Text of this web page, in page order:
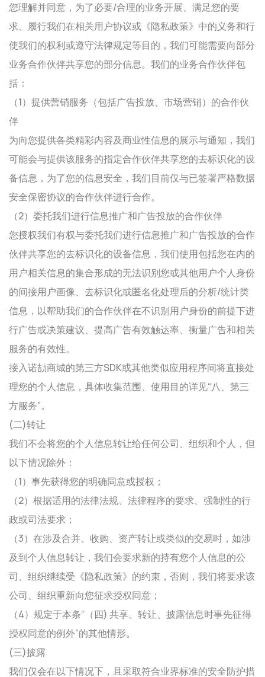
您理解并同意，为了必要/合理的业务开展、满足您的要
求、履行我们在相关用户协议或《隐私政策》中的义务和行
使我们的权利或遵守法律规定等目的，我们可能需要向部分
业务合作伙伴共享您的部分信息。我们的业务合作伙伴包
括：
（1）提供营销服务（包括广告投放、市场营销）的合作伙
伴
为向您提供各类精彩内容及商业性信息的展示与通知，我们
可能会与提供该服务的指定合作伙伴共享您的去标识化的设
备信息，为了您的信息安全，我们目前仅与已签署严格数据
安全保密协议的合作伙伴进行合作。
（2）委托我们进行信息推广和广告投放的合作伙伴
您授权我们有权与委托我们进行信息推广和广告投放的合作
伙伴共享您的去标识化的设备信息，我们使用包括您在内的
用户相关信息的集合形成的无法识别您或其他用户个人身份
的间接用户画像、去标识化或匿名化处理后的分析/统计类
信息，以帮助我们的合作伙伴在不识别用户身份的前提下进
行广告或决策建议、提高广告有效触达率、衡量广告和相关
服务的有效性。
接入诺劼商城的第三方SDK或其他类似应用程序间将直接处
理您的个人信息，具体收集范围、使用目的详见“八、第三
方服务”。
(二)转让
我们不会将您的个人信息转让给任何公司、组织和个人，但
以下情况除外：
（1）事先获得您的明确同意或授权；
（2）根据适用的法律法规、法律程序的要求、强制性的行
政或司法要求；
（3）在涉及合并、收购、资产转让或类似的交易时，如涉
及到个人信息转让，我们会要求新的持有您个人信息的公
司、组织继续受《隐私政策》的约束，否则，我们将要求该
公司、组织重新向您征求授权同意；
（4）规定于本条“（四) 共享、转让、披露信息时事先征得
授权同意的例外”的其他情形。
(三)披露
我们仅会在以下情况下，且采取符合业界标准的安全防护措